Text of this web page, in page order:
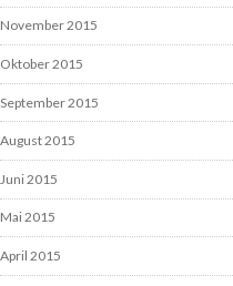
November 2015
Oktober 2015
September 2015
August 2015
Juni 2015
Mai 2015
April 2015